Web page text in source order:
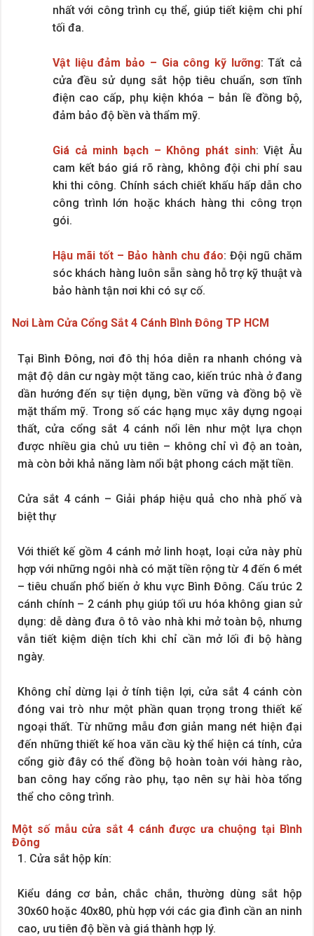
nhất với công trình cụ thể, giúp tiết kiệm chi phí
tối đa.
Vật liệu đảm bảo – Gia công kỹ lưỡng: Tất cả
cửa đều sử dụng sắt hộp tiêu chuẩn, sơn tĩnh
điện cao cấp, phụ kiện khóa – bản lề đồng bộ,
đảm bảo độ bền và thẩm mỹ.
Giá cả minh bạch – Không phát sinh: Việt Âu
cam kết báo giá rõ ràng, không đội chi phí sau
khi thi công. Chính sách chiết khấu hấp dẫn cho
công trình lớn hoặc khách hàng thi công trọn
gói.
Hậu mãi tốt – Bảo hành chu đáo: Đội ngũ chăm
sóc khách hàng luôn sẵn sàng hỗ trợ kỹ thuật và
bảo hành tận nơi khi có sự cố.
Nơi Làm Cửa Cổng Sắt 4 Cánh Bình Đông TP HCM
Tại Bình Đông, nơi đô thị hóa diễn ra nhanh chóng và
mật độ dân cư ngày một tăng cao, kiến trúc nhà ở đang
dần hướng đến sự tiện dụng, bền vững và đồng bộ về
mặt thẩm mỹ. Trong số các hạng mục xây dựng ngoại
thất, cửa cổng sắt 4 cánh nổi lên như một lựa chọn
được nhiều gia chủ ưu tiên – không chỉ vì độ an toàn,
mà còn bởi khả năng làm nổi bật phong cách mặt tiền.
Cửa sắt 4 cánh – Giải pháp hiệu quả cho nhà phố và
biệt thự
Với thiết kế gồm 4 cánh mở linh hoạt, loại cửa này phù
hợp với những ngôi nhà có mặt tiền rộng từ 4 đến 6 mét
– tiêu chuẩn phổ biến ở khu vực Bình Đông. Cấu trúc 2
cánh chính – 2 cánh phụ giúp tối ưu hóa không gian sử
dụng: dễ dàng đưa ô tô vào nhà khi mở toàn bộ, nhưng
vẫn tiết kiệm diện tích khi chỉ cần mở lối đi bộ hàng
ngày.
Không chỉ dừng lại ở tính tiện lợi, cửa sắt 4 cánh còn
đóng vai trò như một phần quan trọng trong thiết kế
ngoại thất. Từ những mẫu đơn giản mang nét hiện đại
đến những thiết kế hoa văn cầu kỳ thể hiện cá tính, cửa
cổng giờ đây có thể đồng bộ hoàn toàn với hàng rào,
ban công hay cổng rào phụ, tạo nên sự hài hòa tổng
thể cho công trình.
Một số mẫu cửa sắt 4 cánh được ưa chuộng tại Bình
Đông
1. Cửa sắt hộp kín:
Kiểu dáng cơ bản, chắc chắn, thường dùng sắt hộp
30x60 hoặc 40x80, phù hợp với các gia đình cần an ninh
cao, ưu tiên độ bền và giá thành hợp lý.